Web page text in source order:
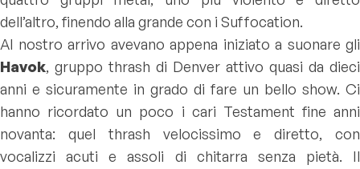
dell’altro, finendo alla grande con i Suffocation.
Al nostro arrivo avevano appena iniziato a suonare gli
Havok, gruppo thrash di Denver attivo quasi da dieci
anni e sicuramente in grado di fare un bello show. Ci
hanno ricordato un poco i cari Testament fine anni
novanta: quel thrash velocissimo e diretto, con
vocalizzi acuti e assoli di chitarra senza pietà. Il